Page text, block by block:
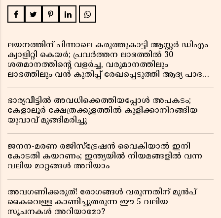
ലയനത്തിന് പിന്നാലെ കരുത്തുകാട്ടി ആസ്റ്റർ ഡിഎം
ക്വാളിറ്റി കെയർ; പ്രവർത്തന ലാഭത്തിൽ 30
ശതമാനത്തിൻ്റെ വളർച്ച, വരുമാനത്തിലും
ലാഭത്തിലും വൻ കുതിപ്പ് രേഖപ്പെടുത്തി ആദ്യ പാദ
ഭാര്യവീട്ടിൽ അവധിക്കെത്തിയപ്പോൾ അപകടം;
കേളാലൂർ ക്ഷേത്രക്കുളത്തിൽ കുളിക്കാനിറങ്ങിയ
യുവാവ് മുങ്ങിമരിച്ചു
ജനന-മരണ രജിസ്ട്രേഷൻ വൈകിയാൽ ഇനി
കോടതി കയറണം; ഇന്ത്യയിൽ നിയമങ്ങളിൽ വന്ന
വലിയ മാറ്റങ്ങൾ അറിയാം
അവഗണിക്കരുത്! രോഗങ്ങൾ വരുന്നതിന് മുൻപ്
കൈവെള്ള കാണിച്ചുതരുന്ന ഈ 5 വലിയ
സൂചനകൾ അറിയാമോ?